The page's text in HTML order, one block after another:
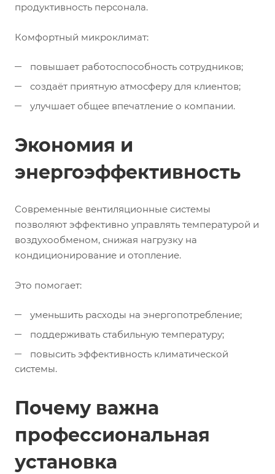
продуктивность персонала.
Комфортный микроклимат:
повышает работоспособность сотрудников;
создаёт приятную атмосферу для клиентов;
улучшает общее впечатление о компании.
Экономия и
энергоэффективность
Современные вентиляционные системы
позволяют эффективно управлять температурой и
воздухообменом, снижая нагрузку на
кондиционирование и отопление.
Это помогает:
уменьшить расходы на энергопотребление;
поддерживать стабильную температуру;
повысить эффективность климатической
системы.
Почему важна
профессиональная
установка